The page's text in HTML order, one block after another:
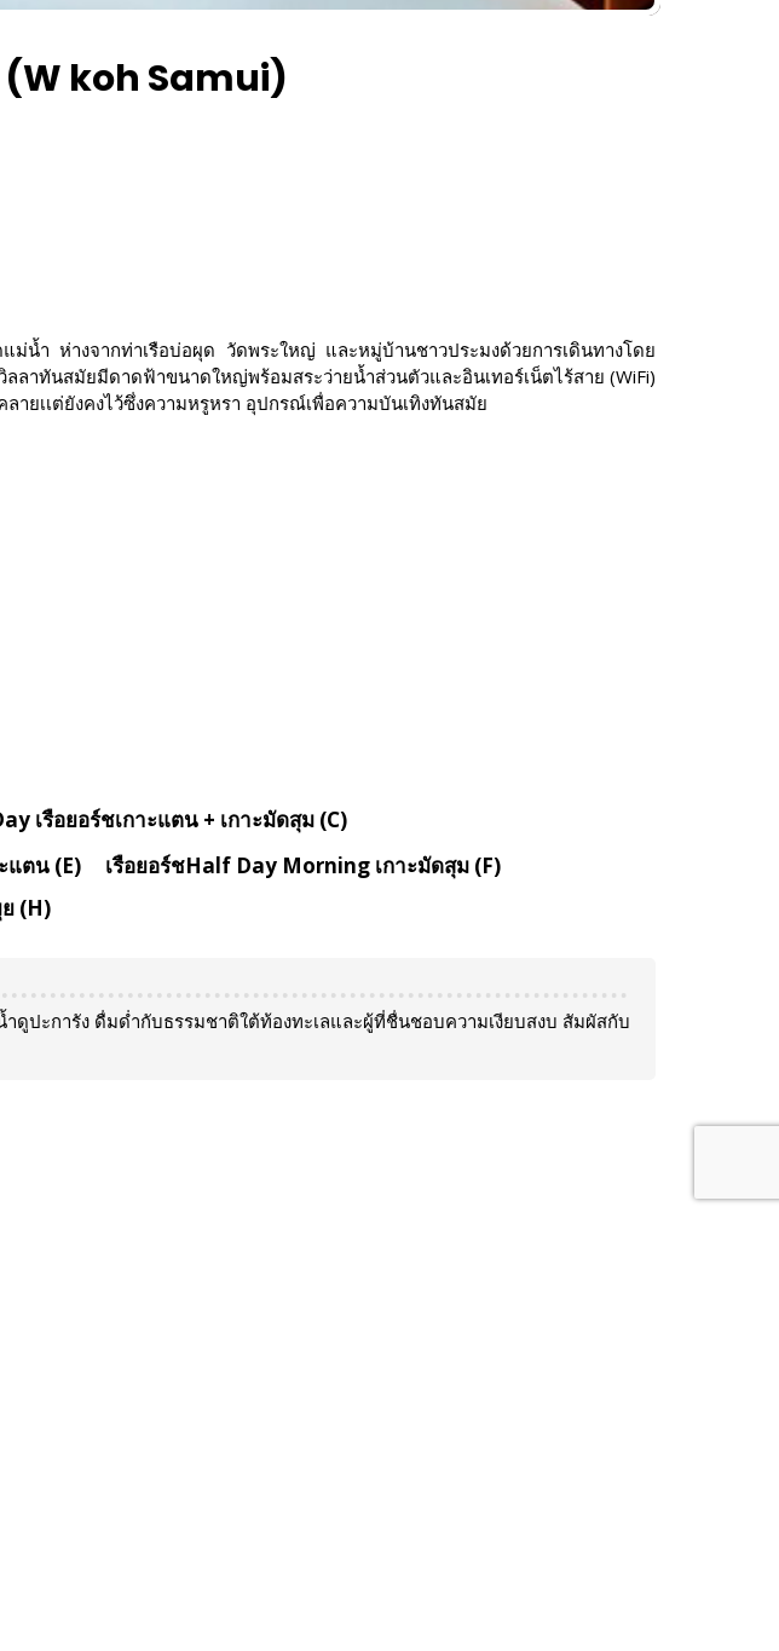
(W koh Samui)
น้ำ ห่างจากท่าเรือบ่อผุด วัดพระใหญ่ และหมู่บ้านชาวประมงด้วยการเดินทางโดย
าทันสมัยมีดาดฟ้าขนาดใหญ่พร้อมสระว่ายน้ำส่วนตัวและอินเทอร์เน็ตไร้สาย (WiFi)
ยเเต่ยังคงไว้ซึ่งความหรูหรา อุปกรณ์เพื่อความบันเทิงทันสมัย
เรือยอร์ชเกาะแตน + เกาะมัดสุม (C)
แตน (E)
เรือยอร์ชHalf Day Morning เกาะมัดสุม (F)
(H)
ดูปะการัง ดื่มด่ำกับธรรมชาติใต้ท้องทะเลและผู้ที่ชื่นชอบความเงียบสงบ สัมผัสกับ